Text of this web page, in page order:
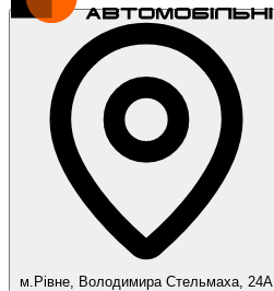
м.Рівне, Володимира Стельмаха, 24А